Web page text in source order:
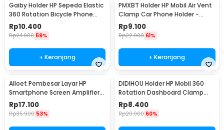
Gaiby Holder HP Sepeda Elastic
360 Rotation Bicycle Phone
Holder - B07
Rp10.400
Rp24.900 59%
+ Keranjang
PMXBT Holder HP Mobil Air Vent
Clamp Car Phone Holder -
YC001
Rp9.100
Rp22.900 61%
+ Keranjang
Alloet Pembesar Layar HP
Smartphone Screen Amplifier
10 Inch - SY-11
Rp17.100
Rp35.900 53%
DIDIHOU Holder HP Mobil 360
Rotation Dashboard Clamp
Car Phone Holder - YB20-3
Rp8.400
Rp20.900 60%